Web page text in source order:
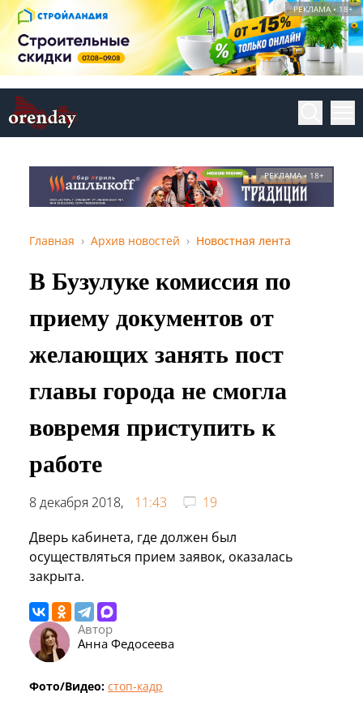
РЕКЛАМА • 18+
РЕКЛАМА • 18+
Главная Архив новостей Новостная лента
В Бузулуке комиссия по
приему документов от
желающих занять пост
главы города не смогла
вовремя приступить к
работе
8 декабря 2018, 11:43
19
Дверь кабинета, где должен был
осуществляться прием заявок, оказалась
закрыта.
Автор
Анна Федосеева
Фото/Видео: стоп-кадр